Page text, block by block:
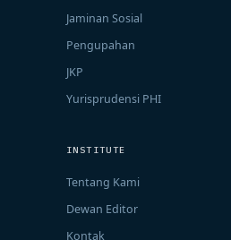
Jaminan Sosial
Pengupahan
JKP
Yurisprudensi PHI
INSTITUTE
Tentang Kami
Dewan Editor
Kontak